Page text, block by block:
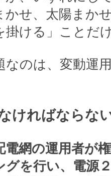
かせ、太陽まか
掛ける」ことだ
なのは、変動運
ければならな
電網の運用者が
グを行い、電源